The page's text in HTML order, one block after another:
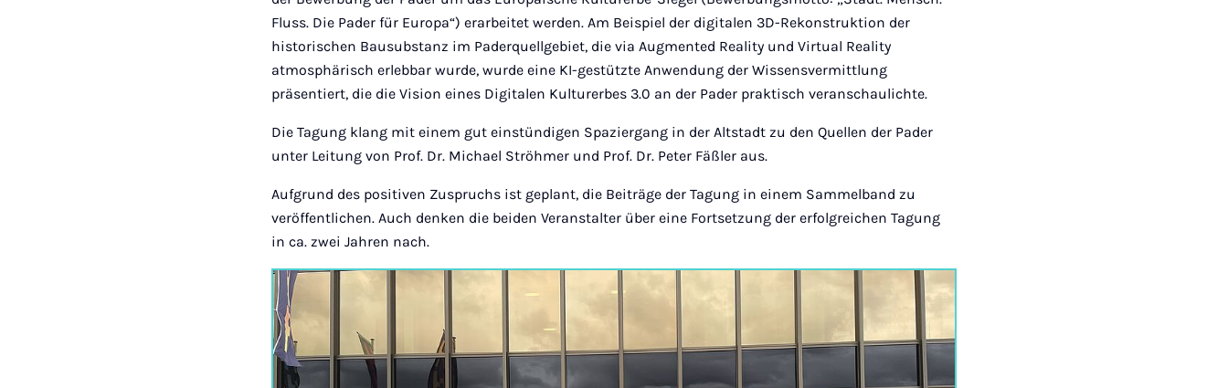
Fluss. Die Pader für Europa“) erarbeitet werden. Am Beispiel der digitalen 3D-Rekonstruktion der
historischen Bausubstanz im Paderquellgebiet, die via Augmented Reality und Virtual Reality
atmosphärisch erlebbar wurde, wurde eine KI-gestützte Anwendung der Wissensvermittlung
präsentiert, die die Vision eines Digitalen Kulturerbes 3.0 an der Pader praktisch veranschaulichte.
Die Tagung klang mit einem gut einstündigen Spaziergang in der Altstadt zu den Quellen der Pader
unter Leitung von Prof. Dr. Michael Ströhmer und Prof. Dr. Peter Fäßler aus.
Aufgrund des positiven Zuspruchs ist geplant, die Beiträge der Tagung in einem Sammelband zu
veröffentlichen. Auch denken die beiden Veranstalter über eine Fortsetzung der erfolgreichen Tagung
in ca. zwei Jahren nach.